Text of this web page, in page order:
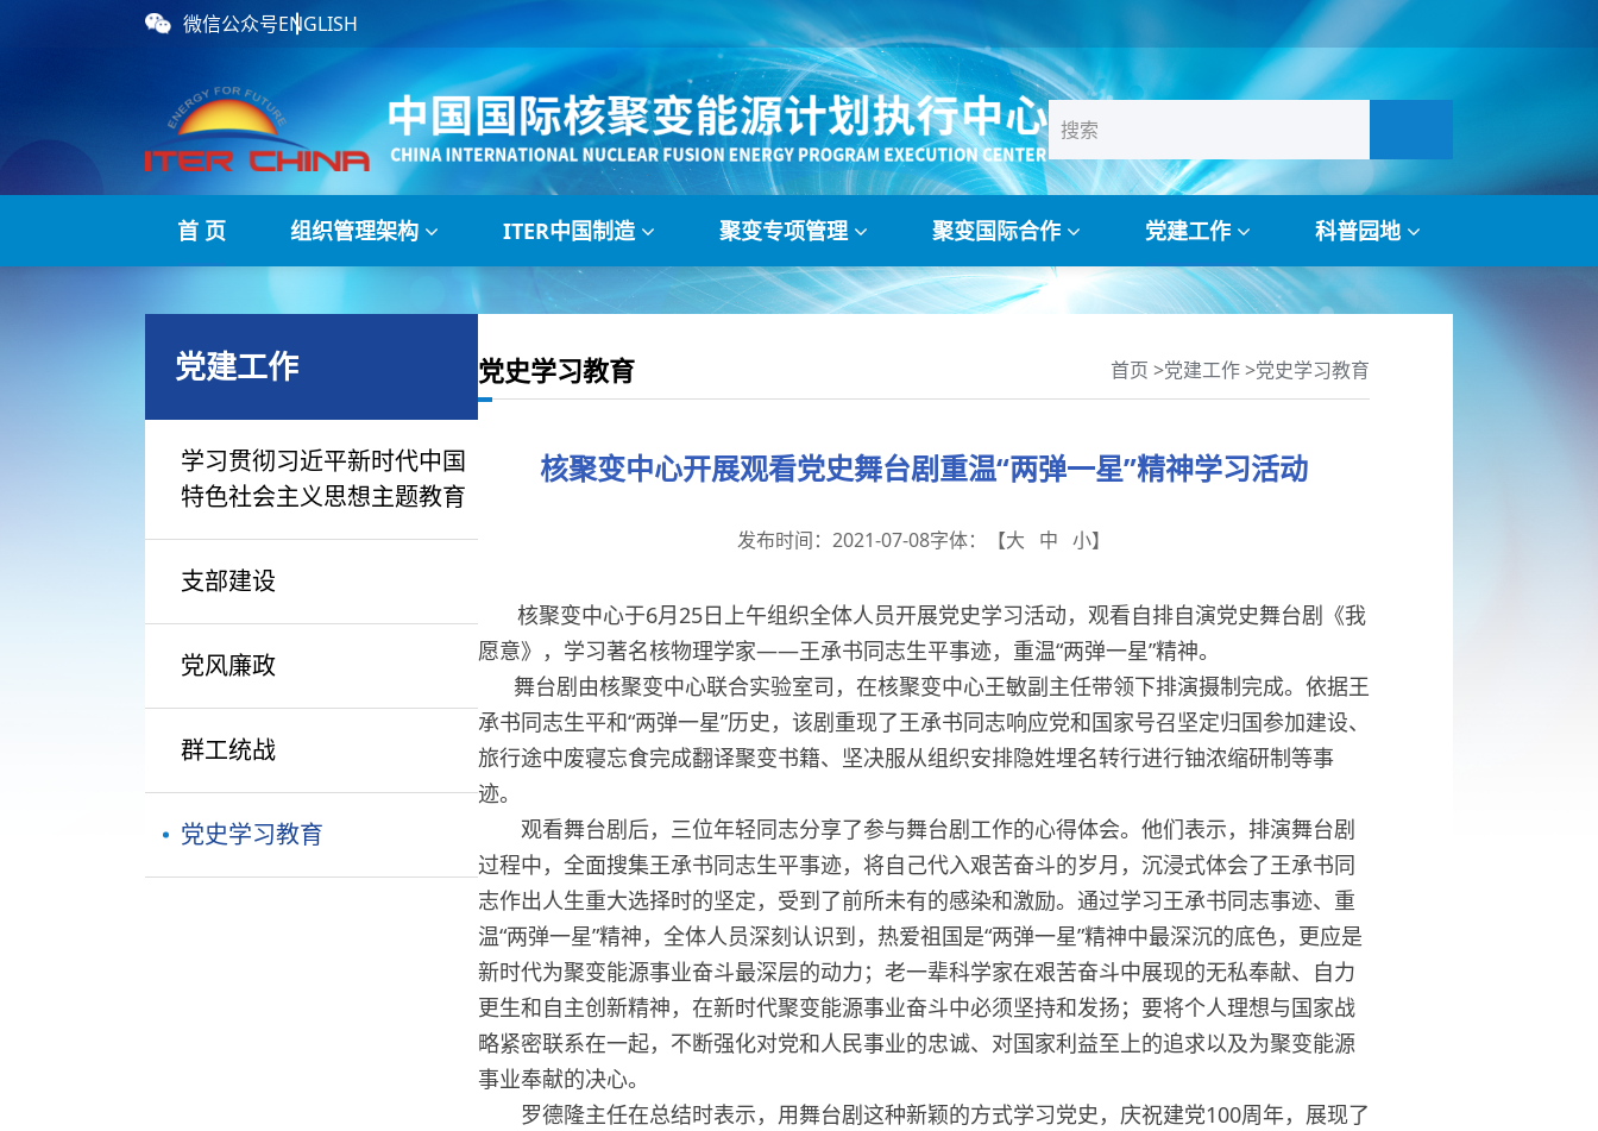
微信公众号ENGLISH
首 页 组织管理架构 ITER中国制造 聚变专项管理 聚变国际合作 党建工作 科普园地
党建工作
学习贯彻习近平新时代中国
特色社会主义思想主题教育
支部建设
党风廉政
群工统战
党史学习教育
党史学习教育 首页 >党建工作>党史学习教育
核聚变中心开展观看党史舞台剧重温“两弹一星”精神学习活动
发布时间：2021-07-08字体：【大 中 小】
核聚变中心于6月25日上午组织全体人员开展党史学习活动，观看自排自演党史舞台剧《我
愿意》，学习著名核物理学家——王承书同志生平事迹，重温“两弹一星”精神。
舞台剧由核聚变中心联合实验室司，在核聚变中心王敏副主任带领下排演摄制完成。依据王
承书同志生平和“两弹一星”历史，该剧重现了王承书同志响应党和国家号召坚定归国参加建设、
旅行途中废寝忘食完成翻译聚变书籍、坚决服从组织安排隐姓埋名转行进行铀浓缩研制等事
迹。
观看舞台剧后，三位年轻同志分享了参与舞台剧工作的心得体会。他们表示，排演舞台剧
过程中，全面搜集王承书同志生平事迹，将自己代入艰苦奋斗的岁月，沉浸式体会了王承书同
志作出人生重大选择时的坚定，受到了前所未有的感染和激励。通过学习王承书同志事迹、重
温“两弹一星”精神，全体人员深刻认识到，热爱祖国是“两弹一星”精神中最深沉的底色，更应是
新时代为聚变能源事业奋斗最深层的动力；老一辈科学家在艰苦奋斗中展现的无私奉献、自力
更生和自主创新精神，在新时代聚变能源事业奋斗中必须坚持和发扬；要将个人理想与国家战
略紧密联系在一起，不断强化对党和人民事业的忠诚、对国家利益至上的追求以及为聚变能源
事业奉献的决心。
罗德隆主任在总结时表示，用舞台剧这种新颖的方式学习党史，庆祝建党100周年，展现了